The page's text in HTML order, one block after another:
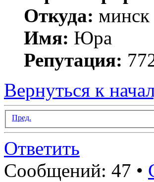
Откуда: минск
Имя: Юра
Репутация:
Вернуться к
Пред.
Ответить
Сообщений: 47 •